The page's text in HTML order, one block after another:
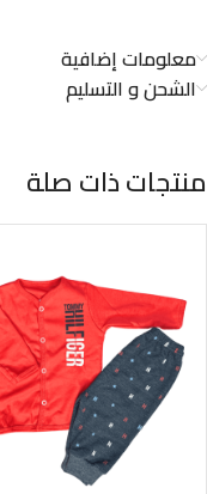
معلومات إضافية
الشحن و التسليم
منتجات ذات صلة